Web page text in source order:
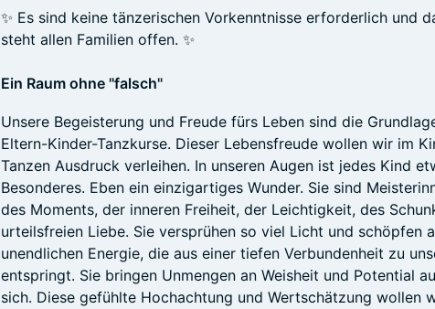
✨ Es sind keine tänzerischen Vorkenntnisse erforderlich und
steht allen Familien offen. ✨
Ein Raum ohne "falsch"
Unsere Begeisterung und Freude fürs Leben sind die
Eltern-Kinder-Tanzkurse. Dieser Lebensfreude wollen wir im
Tanzen Ausdruck verleihen. In unseren Augen ist jedes Kind
Besonderes. Eben ein einzigartiges Wunder. Sie sind
des Moments, der inneren Freiheit, der Leichtigkeit, des
urteilsfreien Liebe. Sie versprühen so viel Licht und schöpfen
unendlichen Energie, die aus einer tiefen Verbundenheit zu
entspringt. Sie bringen Unmengen an Weisheit und Potential
sich. Diese gefühlte Hochachtung und Wertschätzung wollen